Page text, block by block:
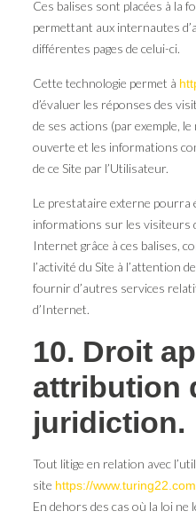
Ces balises sont placées à la
permettant aux internautes
différentes pages de celui-ci.
Cette technologie permet à
d’évaluer les réponses des
de ses actions (par exemple,
ouverte et les informations
de ce Site par l’Utilisateur.
Le prestataire externe pourra
informations sur les visiteurs
Internet grâce à ces balises,
l’activité du Site à l’attention de
fournir d’autres services
d’Internet.
10. Droit
attribution
juridiction.
Tout litige en relation avec
site https://www.turing22.com
En dehors des cas où la loi ne